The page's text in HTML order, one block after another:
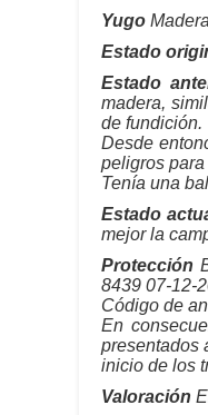
Yugo Madera
Estado
Estado
madera,
de fundición.
Desde
peligros
Tenía una
Estado
mejor la
Protección
8439 07-12-
Código de
En
presentados
inicio de los
Valoración